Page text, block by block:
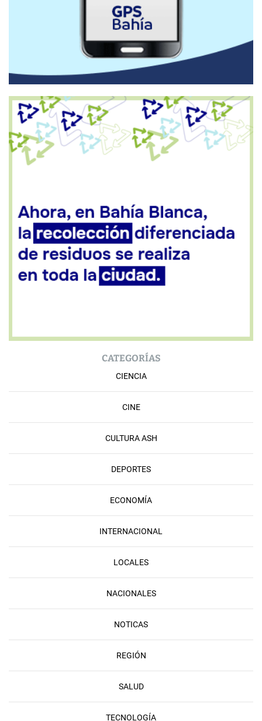
CATEGORÍAS
CIENCIA
CINE
CULTURA ASH
DEPORTES
ECONOMÍA
INTERNACIONAL
LOCALES
NACIONALES
NOTICAS
REGIÓN
SALUD
TECNOLOGÍA